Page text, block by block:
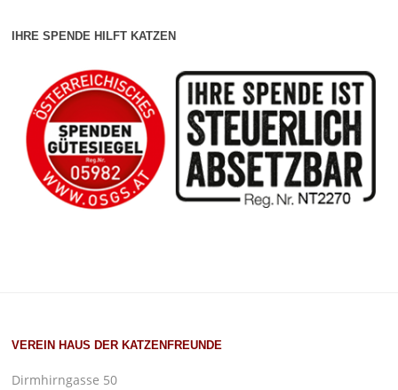
IHRE SPENDE HILFT KATZEN
VEREIN HAUS DER KATZENFREUNDE
Dirmhirngasse 50